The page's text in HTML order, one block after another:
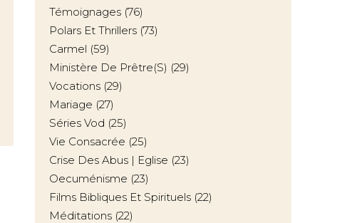
Témoignages (76)
Polars Et Thrillers (73)
Carmel (59)
Ministère De Prêtre(s) (29)
Vocations (29)
Mariage (27)
Séries Vod (25)
Vie Consacrée (25)
Crise Des Abus | Eglise (23)
Oecuménisme (23)
Films Bibliques Et Spirituels (22)
Méditations (22)